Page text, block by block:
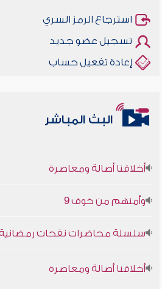
استرجاع الرمز السري
تسجيل عضو جديد
إعادة تفعيل حساب
البث المباشر
أخلاقنا أصالة ومعاصرة
وأمنهم من خوف 9
سلسلة محاضرات نفحات رمضانية 1444هـ
أخلاقنا أصالة ومعاصرة